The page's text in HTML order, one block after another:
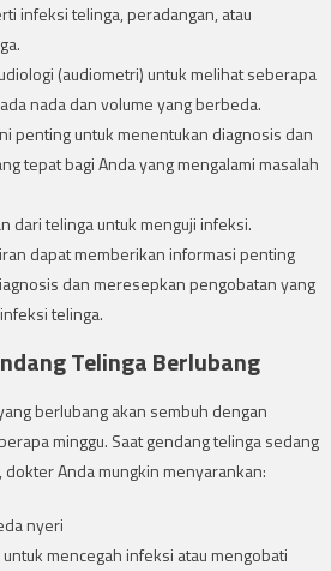
infeksi telinga, peradangan, atau
(audiometri) untuk melihat seberapa
nada dan volume yang berbeda.
penting untuk menentukan diagnosis dan
tepat bagi Anda yang mengalami masalah
dari telinga untuk menguji infeksi.
dapat memberikan informasi penting
dan meresepkan pengobatan yang
telinga.
Telinga Berlubang
berlubang akan sembuh dengan
minggu. Saat gendang telinga sedang
Anda mungkin menyarankan:
nyeri
mencegah infeksi atau mengobati